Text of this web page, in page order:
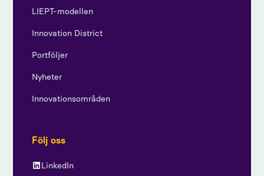
LIEPT-modellen
Innovation District
Portföljer
Nyheter
Innovationsområden
Följ oss
LinkedIn